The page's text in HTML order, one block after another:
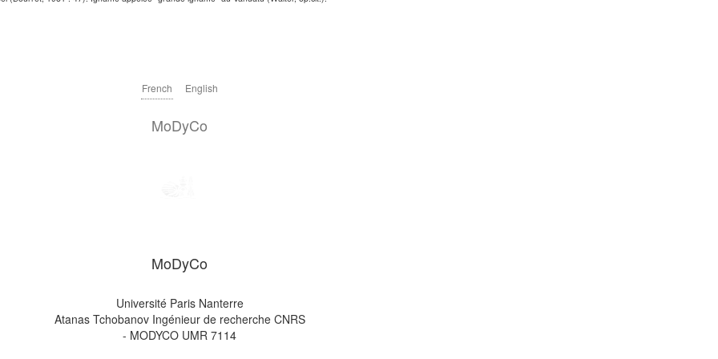
French English
MoDyCo
MoDyCo
Université Paris Nanterre
Atanas Tchobanov Ingénieur de recherche CNRS
- MODYCO UMR 7114